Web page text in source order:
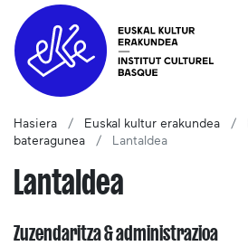
Hasiera Euskal kultur erakundea
bateragunea
Lantaldea
Lantaldea
Zuzendaritza & administrazioa